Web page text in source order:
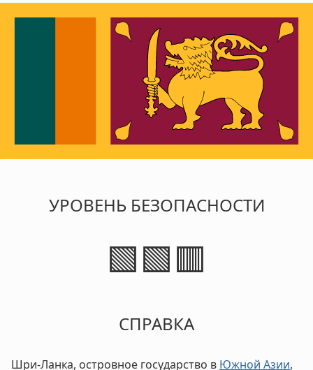
УРОВЕНЬ БЕЗОПАСНОСТИ
🟩🟩🟥
СПРАВКА
Шри-Ланка, островное государство в Южной Азии,